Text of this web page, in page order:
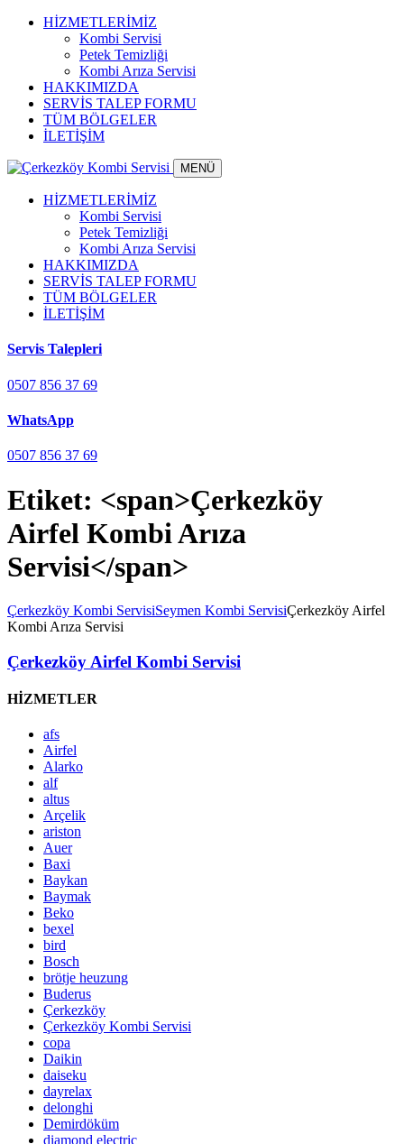
HİZMETLERİMİZ
Kombi Servisi
Petek Temizliği
Kombi Arıza Servisi
HAKKIMIZDA
SERVİS TALEP FORMU
TÜM BÖLGELER
İLETİŞİM
MENÜ
HİZMETLERİMİZ
Kombi Servisi
Petek Temizliği
Kombi Arıza Servisi
HAKKIMIZDA
SERVİS TALEP FORMU
TÜM BÖLGELER
İLETİŞİM
Servis Talepleri
0507 856 37 69
WhatsApp
0507 856 37 69
Etiket: <span>Çerkezköy
Airfel Kombi Arıza
Servisi</span>
Çerkezköy Kombi ServisiSeymen Kombi ServisiÇerkezköy Airfel
Kombi Arıza Servisi
Çerkezköy Airfel Kombi Servisi
HİZMETLER
afs
Airfel
Alarko
alf
altus
Arçelik
ariston
Auer
Baxi
Baykan
Baymak
Beko
bexel
bird
Bosch
brötje heuzung
Buderus
Çerkezköy
Çerkezköy Kombi Servisi
copa
Daikin
daiseku
dayrelax
delonghi
Demirdöküm
diamond electric